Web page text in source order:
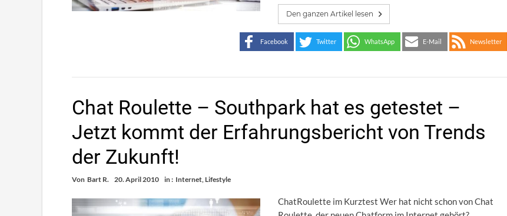
Den ganzen Artikel lesen
Facebook Twitter WhatsApp E-Mail Newsletter
Chat Roulette – Southpark hat es getestet –
Jetzt kommt der Erfahrungsbericht von Trends
der Zukunft!
Von Bart R. 20. April 2010 in : Internet,Lifestyle
ChatRoulette im Kurztest Wer hat nicht schon von Chat